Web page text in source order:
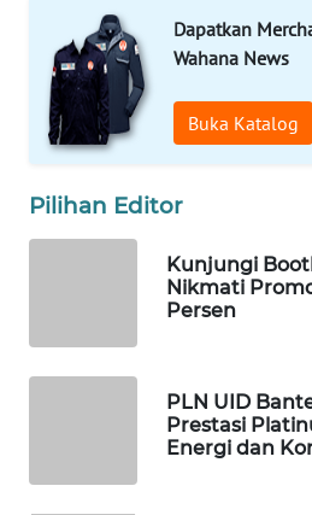
Dapatkan
Wahana News
Buka Katalog
Pilihan Editor
Kunjungi
Nikmati
Persen
PLN UID
Prestasi
Energi dan
TRAVEL
WAHANA
TV
WAHANANEWS
WAHANANEWS